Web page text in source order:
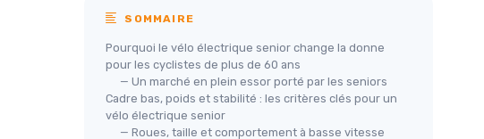
SOMMAIRE
Pourquoi le vélo électrique senior change la donne
pour les cyclistes de plus de 60 ans
— Un marché en plein essor porté par les seniors
Cadre bas, poids et stabilité : les critères clés pour un
vélo électrique senior
— Roues, taille et comportement à basse vitesse